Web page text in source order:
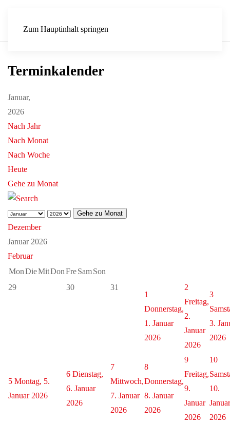
Zum Hauptinhalt springen
Terminkalender
Januar,
2026
Nach Jahr
Nach Monat
Nach Woche
Heute
Gehe zu Monat
Gehe zu Monat
Dezember
Januar 2026
Februar
MonDieMitDonFreSamSon
29
30
31
1
Donnerstag,
1. Januar
2026
2
Freitag,
2.
Januar
2026
3
3.
2026
5 Montag, 5.
Januar 2026
6 Dienstag,
6. Januar
2026
7
Mittwoch,
7. Januar
2026
8
Donnerstag,
8. Januar
2026
9
Freitag,
9.
Januar
2026
10
10.
Januar
2026